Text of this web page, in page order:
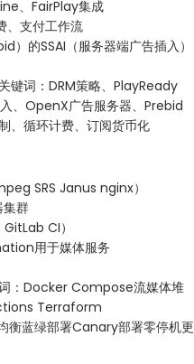
、FairPlay集成
、支付工作流
的SSAI（服务器端广告插入）
键词：DRM策略、PlayReady
、OpenX广告服务器、Prebid
、循环计费、订阅货币化
SRS Janus nginx）
群
CI）
用于媒体服务
：Docker Compose流媒体堆
Terraform
蓝绿部署Canary部署零停机更